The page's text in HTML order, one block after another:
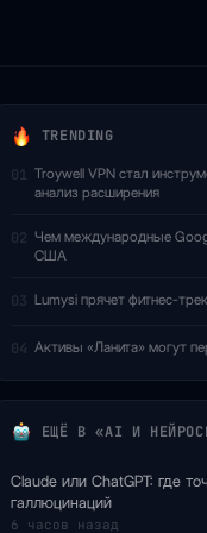
TRENDING
01 Troywell VPN стал
анализ расширения
02 Чем международные
США
03 Lumysi прячет фитнес-
04 Активы «Ланита» могут
ЕЩЁ В «AI И
Claude или ChatGPT: где
галлюцинаций
6 часов назад